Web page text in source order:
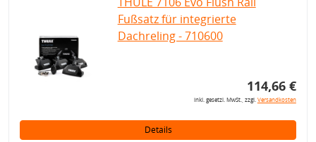
Fußsatz für integrierte
Dachreling - 710600
114,66 €
inkl. gesetzl. MwSt., zzgl.Versandkosten
Details